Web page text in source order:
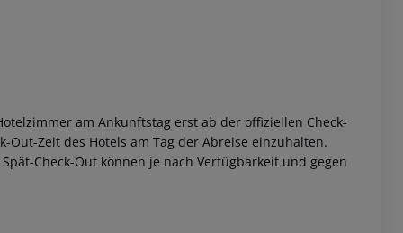
am Ankunftstag erst ab der offiziellen Check-
Out-Zeit des Hotels am Tag der Abreise einzuhalten.
Check-Out können je nach Verfügbarkeit und gegen